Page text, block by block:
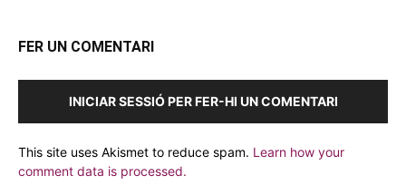
FER UN COMENTARI
INICIAR SESSIÓ PER FER-HI UN COMENTARI
This site uses Akismet to reduce spam. Learn how your
comment data is processed.